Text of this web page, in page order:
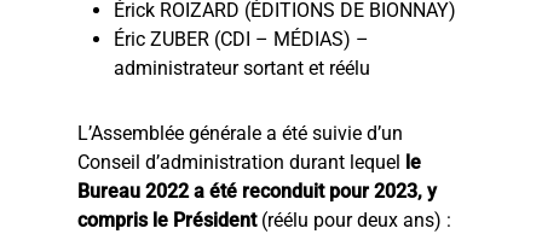
Érick ROIZARD (ÉDITIONS DE BIONNAY)
Éric ZUBER (CDI – MÉDIAS) –
administrateur sortant et réélu
L’Assemblée générale a été suivie d’un
Conseil d’administration durant lequel le
Bureau 2022 a été reconduit pour 2023, y
compris le Président (réélu pour deux ans) :